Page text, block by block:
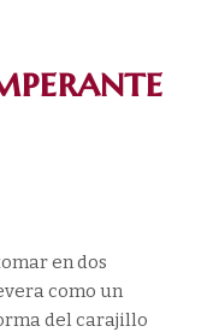
en dos
como un
del carajillo